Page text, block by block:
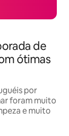
de
ótimas
por
foram muito
e muito